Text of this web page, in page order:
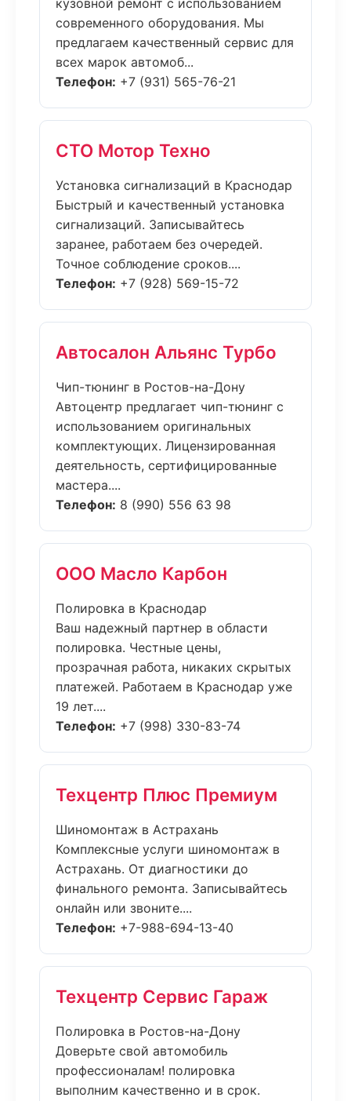
кузовной ремонт с использованием
современного оборудования. Мы
предлагаем качественный сервис для
всех марок автомоб...
Телефон: +7 (931) 565-76-21
СТО Мотор Техно
Установка сигнализаций в Краснодар
Быстрый и качественный установка
сигнализаций. Записывайтесь
заранее, работаем без очередей.
Точное соблюдение сроков....
Телефон: +7 (928) 569-15-72
Автосалон Альянс Турбо
Чип-тюнинг в Ростов-на-Дону
Автоцентр предлагает чип-тюнинг с
использованием оригинальных
комплектующих. Лицензированная
деятельность, сертифицированные
мастера....
Телефон: 8 (990) 556 63 98
ООО Масло Карбон
Полировка в Краснодар
Ваш надежный партнер в области
полировка. Честные цены,
прозрачная работа, никаких скрытых
платежей. Работаем в Краснодар уже
19 лет....
Телефон: +7 (998) 330-83-74
Техцентр Плюс Премиум
Шиномонтаж в Астрахань
Комплексные услуги шиномонтаж в
Астрахань. От диагностики до
финального ремонта. Записывайтесь
онлайн или звоните....
Телефон: +7-988-694-13-40
Техцентр Сервис Гараж
Полировка в Ростов-на-Дону
Доверьте свой автомобиль
профессионалам! полировка
выполним качественно и в срок.